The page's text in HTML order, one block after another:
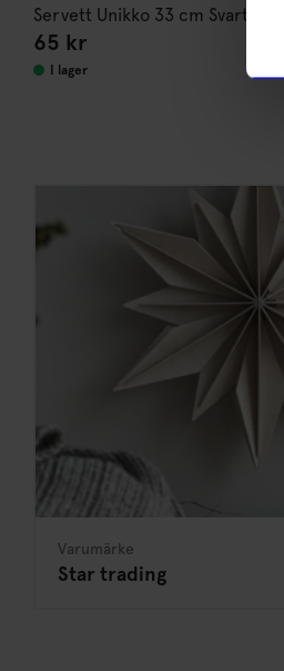
Servett Unikko 33 cm Svart/rosa
65 kr
I lager
Varumärke
Star trading